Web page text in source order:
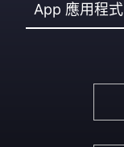
App 應用程式